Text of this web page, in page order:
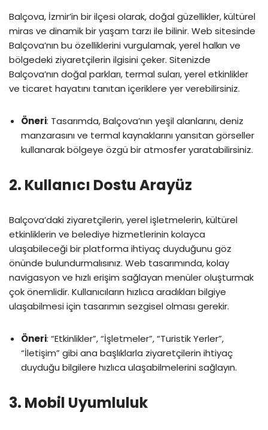
Balçova, İzmir’in bir ilçesi olarak, doğal güzellikler, kültürel
miras ve dinamik bir yaşam tarzı ile bilinir. Web sitesinde
Balçova’nın bu özelliklerini vurgulamak, yerel halkın ve
bölgedeki ziyaretçilerin ilgisini çeker. Sitenizde
Balçova’nın doğal parkları, termal suları, yerel etkinlikler
ve ticaret hayatını tanıtan içeriklere yer verebilirsiniz.
Öneri: Tasarımda, Balçova’nın yeşil alanlarını, deniz
manzarasını ve termal kaynaklarını yansıtan görseller
kullanarak bölgeye özgü bir atmosfer yaratabilirsiniz.
2. Kullanıcı Dostu Arayüz
Balçova’daki ziyaretçilerin, yerel işletmelerin, kültürel
etkinliklerin ve belediye hizmetlerinin kolayca
ulaşabileceği bir platforma ihtiyaç duyduğunu göz
önünde bulundurmalısınız. Web tasarımında, kolay
navigasyon ve hızlı erişim sağlayan menüler oluşturmak
çok önemlidir. Kullanıcıların hızlıca aradıkları bilgiye
ulaşabilmesi için tasarımın sezgisel olması gerekir.
Öneri: “Etkinlikler”, “İşletmeler”, “Turistik Yerler”,
“İletişim” gibi ana başlıklarla ziyaretçilerin ihtiyaç
duyduğu bilgilere hızlıca ulaşabilmelerini sağlayın.
3. Mobil Uyumluluk